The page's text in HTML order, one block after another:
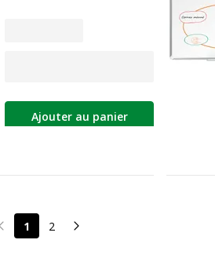
Ajouter au panier
Page précédente
1 2 Page suivante